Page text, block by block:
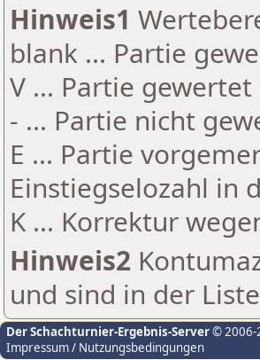
Hinweis1
blank ... Partie
V ... Partie
- ... Partie nicht
E ... Partie
Einstiegselozahl in
K ... Korrektur
Hinweis2
und sind in der
Der Schachturnier-Ergebnis-Server© 2006-
Impressum / Nutzungsbedingungen